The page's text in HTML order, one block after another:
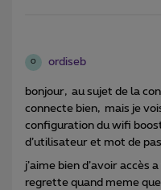
O ordiseb
bonjour, au sujet de la
connecte bien, mais je
configuration du wifi
d’utilisateur et mot de
j’aime bien d’avoir accès
regrette quand meme